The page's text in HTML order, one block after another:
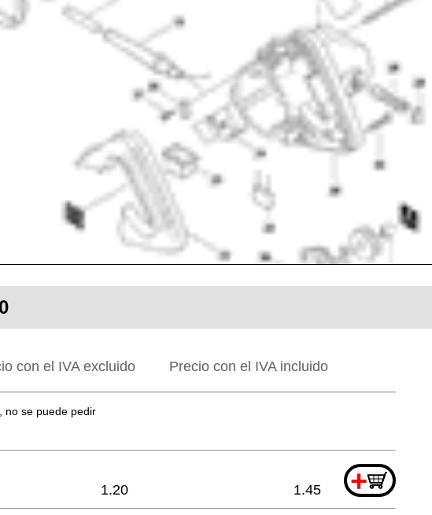
con el IVA excluido Precio con el IVA incluido
no se puede pedir
+
1.20 1.45